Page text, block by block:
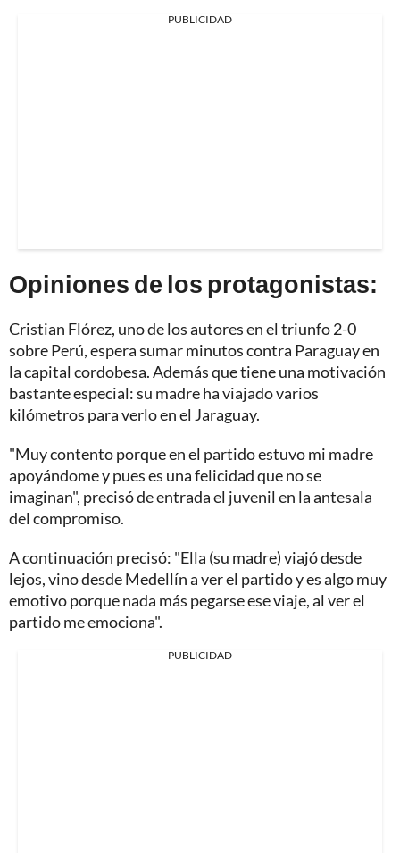
PUBLICIDAD
Opiniones de los protagonistas:
Cristian Flórez, uno de los autores en el triunfo 2-0
sobre Perú, espera sumar minutos contra Paraguay en
la capital cordobesa. Además que tiene una motivación
bastante especial: su madre ha viajado varios
kilómetros para verlo en el Jaraguay.
"Muy contento porque en el partido estuvo mi madre
apoyándome y pues es una felicidad que no se
imaginan", precisó de entrada el juvenil en la antesala
del compromiso.
A continuación precisó: "Ella (su madre) viajó desde
lejos, vino desde Medellín a ver el partido y es algo muy
emotivo porque nada más pegarse ese viaje, al ver el
partido me emociona".
PUBLICIDAD